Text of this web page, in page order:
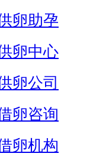
卵助孕
卵中心
卵公司
卵咨询
卵机构